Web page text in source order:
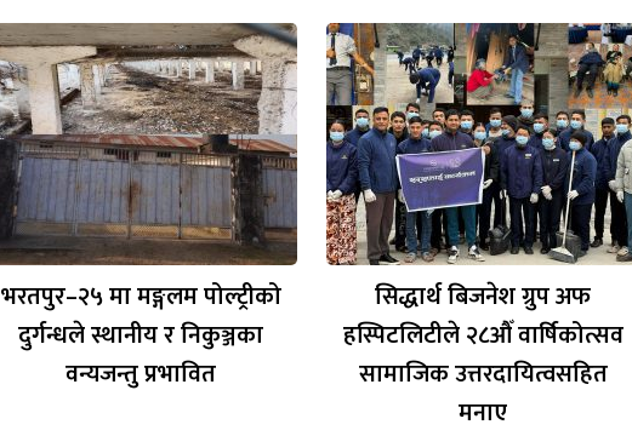
भरतपुर–२५ मा मङ्गलम पोल्ट्रीको
दुर्गन्धले स्थानीय र निकुञ्जका
वन्यजन्तु प्रभावित
सिद्धार्थ बिजनेश ग्रुप अफ
हस्पिटलिटीले २८औँ वार्षिकोत्सव
सामाजिक उत्तरदायित्वसहित
मनाए